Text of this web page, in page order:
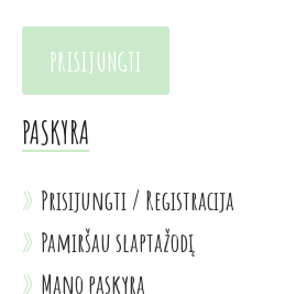
PASKYRA
Prisijungti / Registracija
Pamiršau slaptažodį
Mano paskyra